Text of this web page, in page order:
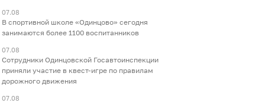
07.08
В спортивной школе «Одинцово» сегодня
занимаются более 1100 воспитанников
07.08
Сотрудники Одинцовской Госавтоинспекции
приняли участие в квест-игре по правилам
дорожного движения
07.08